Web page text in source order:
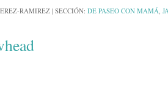
RAMIREZ | SECCIÓN: DE PASEO CON MAMÁ,